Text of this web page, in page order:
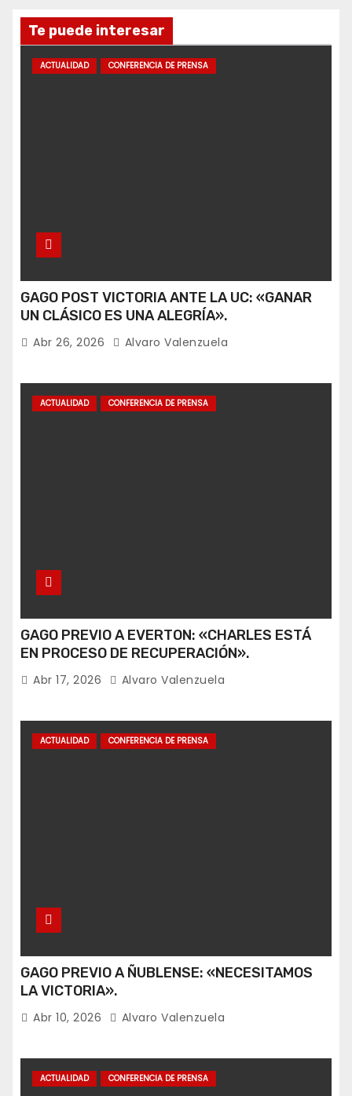
Te puede interesar
ACTUALIDAD CONFERENCIA DE PRENSA
GAGO POST VICTORIA ANTE LA UC: «GANAR
UN CLÁSICO ES UNA ALEGRÍA».
Abr 26, 2026 Alvaro Valenzuela
ACTUALIDAD CONFERENCIA DE PRENSA
GAGO PREVIO A EVERTON: «CHARLES ESTÁ
EN PROCESO DE RECUPERACIÓN».
Abr 17, 2026 Alvaro Valenzuela
ACTUALIDAD CONFERENCIA DE PRENSA
GAGO PREVIO A ÑUBLENSE: «NECESITAMOS
LA VICTORIA».
Abr 10, 2026 Alvaro Valenzuela
ACTUALIDAD CONFERENCIA DE PRENSA